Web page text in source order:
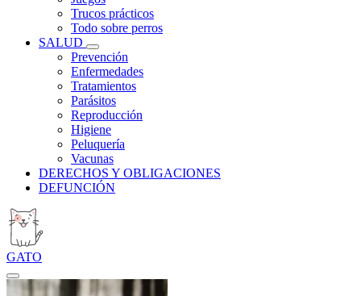
Trucos prácticos
Todo sobre perros
SALUD
Prevención
Enfermedades
Tratamientos
Parásitos
Reproducción
Higiene
Peluquería
Vacunas
DERECHOS Y OBLIGACIONES
DEFUNCIÓN
GATO